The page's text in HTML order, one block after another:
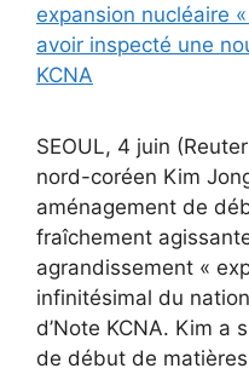
SEOUL, 4 juin
nord-coréen Kim
aménagement de
fraîchement
agrandissement «
infinitésimal du
d’Note KCNA. Kim a
de début de